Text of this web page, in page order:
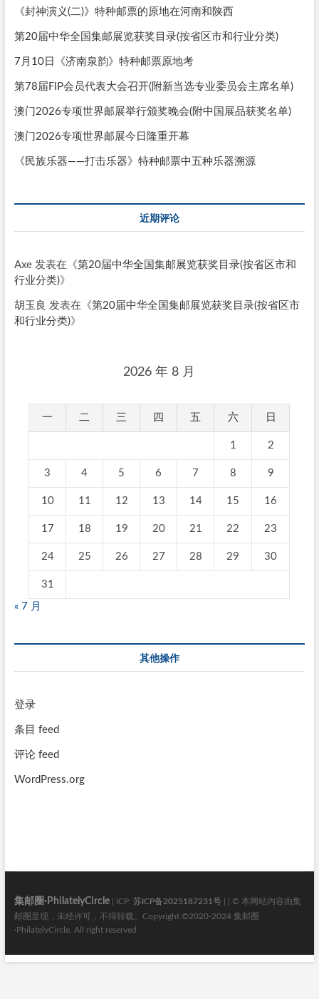
《封神演义(二)》特种邮票的原地在河南和陕西
第20届中华全国集邮展览获奖目录(按省区市和行业分类)
7月10日《济南泉韵》特种邮票原地考
第78届FIP会员代表大会召开(附新当选专业委员会主席名单)
澳门2026专项世界邮展举行颁奖晚会(附中国展品获奖名单)
澳门2026专项世界邮展今日隆重开幕
《民族乐器——打击乐器》特种邮票中五种乐器溯源
近期评论
Axe发表在《第20届中华全国集邮展览获奖目录(按省区市和
行业分类)》
胡玉良 发表在《第20届中华全国集邮展览获奖目录(按省区市
和行业分类)》
2026 年 8 月
一 二 三 四 五 六 日
1 2
3 4 5 6 7 8 9
10 11 12 13 14 15 16
17 18 19 20 21 22 23
24 25 26 27 28 29 30
31
« 7 月
其他操作
登录
条目 feed
评论 feed
WordPress.org
集邮圈·PhilatelyCircle| ICP: 苏ICP备2025187231号| | © 本网站内容由集
邮圈呈现，未经许可，不得转载。Copyright ©2020-2024 集邮圈
·PhilatelyCircle. All right reserved